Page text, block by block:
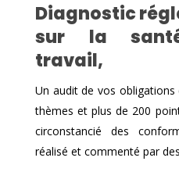
Diagnostic
sur la
travail,
Un audit de vos
thèmes et plus de 200
circonstancié des
réalisé et commenté par